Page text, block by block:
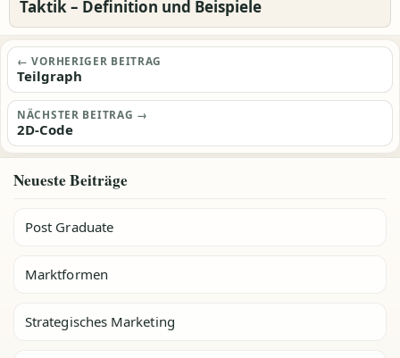
Taktik – Definition und Beispiele
Beitragsnavigation
← VORHERIGER BEITRAG
Teilgraph
NÄCHSTER BEITRAG →
2D-Code
Neueste Beiträge
Post Graduate
Marktformen
Strategisches Marketing